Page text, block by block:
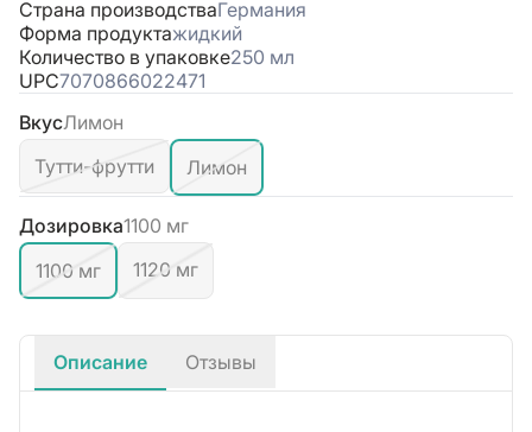
Страна производстваГермания
Форма продуктажидкий
Количество в упаковке250 мл
UPC7070866022471
ВкусЛимон
Тутти-фрутти
Лимон
Дозировка1100 мг
1100 мг
1120 мг
Описание Отзывы